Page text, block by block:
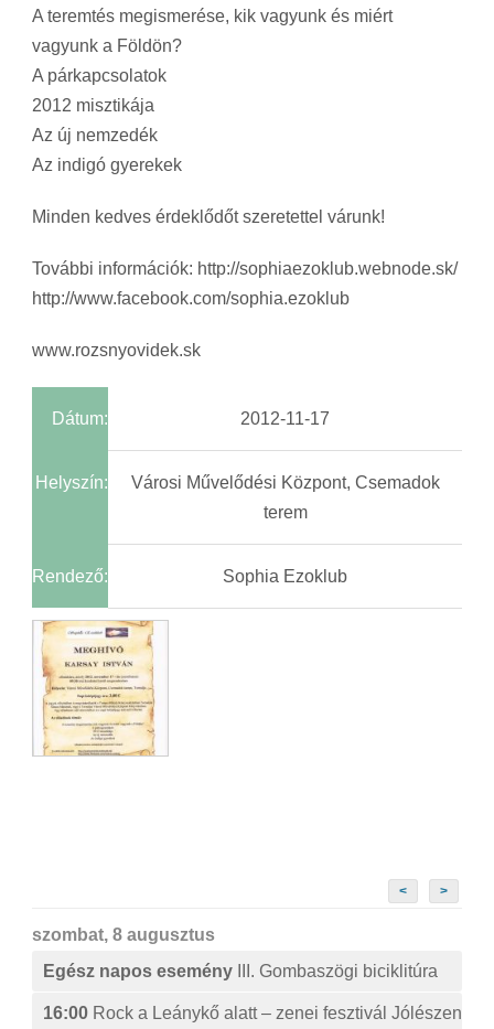
A teremtés megismerése, kik vagyunk és miért
vagyunk a Földön?
A párkapcsolatok
2012 misztikája
Az új nemzedék
Az indigó gyerekek
Minden kedves érdeklődőt szeretettel várunk!
További információk: http://sophiaezoklub.webnode.sk/
http://www.facebook.com/sophia.ezoklub
www.rozsnyovidek.sk
Dátum: 2012-11-17
Helyszín:
Városi Művelődési Központ, Csemadok
terem
Rendező: Sophia Ezoklub
< >
szombat, 8 augusztus
Egész napos esemény
III. Gombaszögi biciklitúra
16:00 Rock a Leánykő alatt – zenei fesztivál Jólészen